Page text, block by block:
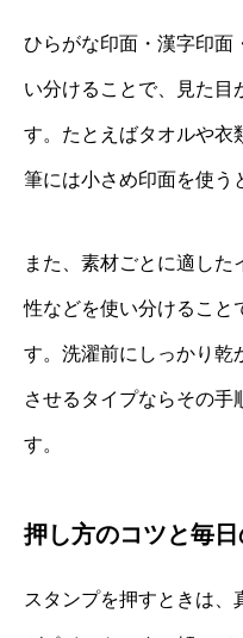
ひらがな印面・漢字印面
い分けることで、見た目
す。たとえばタオルや衣
筆には小さめ印面を使う
また、素材ごとに適した
性などを使い分けること
す。洗濯前にしっかり乾
させるタイプならその手
す。
押し方のコツと毎
スタンプを押すときは、